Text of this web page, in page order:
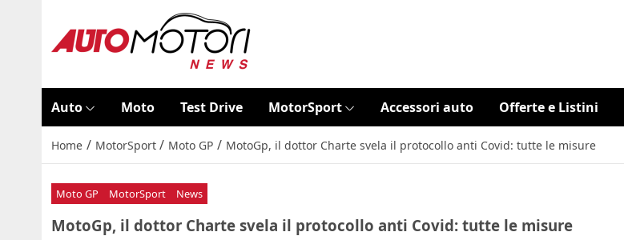
Auto Moto Test Drive MotorSport Accessori auto Offerte e Listini
Home / MotorSport / Moto GP / MotoGp, il dottor Charte svela il protocollo anti Covid: tutte le misure
Moto GP MotorSport News
MotoGp, il dottor Charte svela il protocollo anti Covid: tutte le misure